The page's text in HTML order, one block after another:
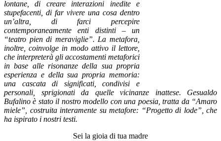
lontane, di creare interazioni inedite e
stupefacenti, di far vivere una cosa dentro
un’altra, di farci percepire
contemporaneamente enti distinti – un
“teatro pien di meraviglie”. La metafora,
inoltre, coinvolge in modo attivo il lettore,
che interpreterà gli accostamenti metaforici
in base alle risonanze della sua propria
esperienza e della sua propria memoria:
una cascata di significati, condivisi e
personali, sprigionati da quelle vicinanze inattese. Gesualdo
Bufalino è stato il nostro modello con una poesia, tratta da “Amaro
miele”, costruita interamente su metafore: “Progetto di lode”, che
ha ispirato i nostri testi.
Sei la gioia di tua madre